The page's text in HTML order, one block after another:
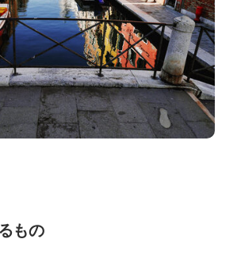
もの